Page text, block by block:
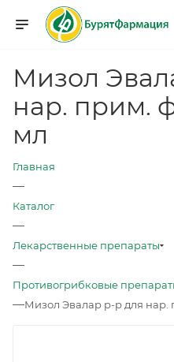
Мизол
нар. прим.
мл
Главная
—
Каталог
—
Лекарственные препараты
—
Противогрибковые
—Мизол Эвалар р-р для нар.